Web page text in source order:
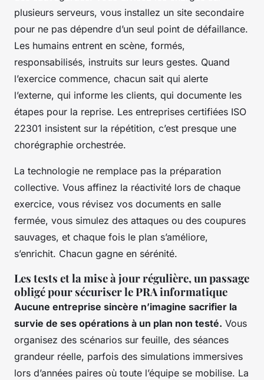
plusieurs serveurs, vous installez un site secondaire
pour ne pas dépendre d’un seul point de défaillance.
Les humains entrent en scène, formés,
responsabilisés, instruits sur leurs gestes. Quand
l’exercice commence, chacun sait qui alerte
l’externe, qui informe les clients, qui documente les
étapes pour la reprise. Les entreprises certifiées ISO
22301 insistent sur la répétition, c’est presque une
chorégraphie orchestrée.
La technologie ne remplace pas la préparation
collective. Vous affinez la réactivité lors de chaque
exercice, vous révisez vos documents en salle
fermée, vous simulez des attaques ou des coupures
sauvages, et chaque fois le plan s’améliore,
s’enrichit. Chacun gagne en sérénité.
Les tests et la mise à jour régulière, un passage
obligé pour sécuriser le PRA informatique
Aucune entreprise sincère n’imagine sacrifier la
survie de ses opérations à un plan non testé. Vous
organisez des scénarios sur feuille, des séances
grandeur réelle, parfois des simulations immersives
lors d’années paires où toute l’équipe se mobilise. La